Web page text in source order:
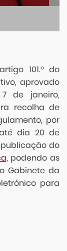
101.º do
aprovado
de janeiro,
recolha de
por
dia 20 de
do
podendo as
Gabinete da
para